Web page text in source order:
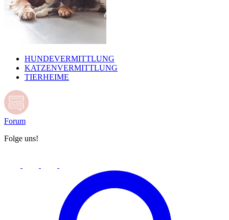
HUNDEVERMITTLUNG
KATZENVERMITTLUNG
TIERHEIME
Forum
Folge uns!